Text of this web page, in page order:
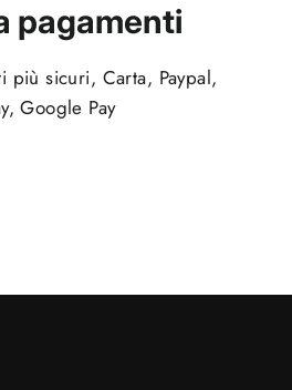
pagamenti
più sicuri, Carta, Paypal,
Google Pay